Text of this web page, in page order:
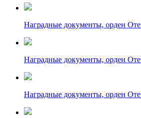
Наградные документы, орден
Наградные документы, орден
Наградные документы, орден